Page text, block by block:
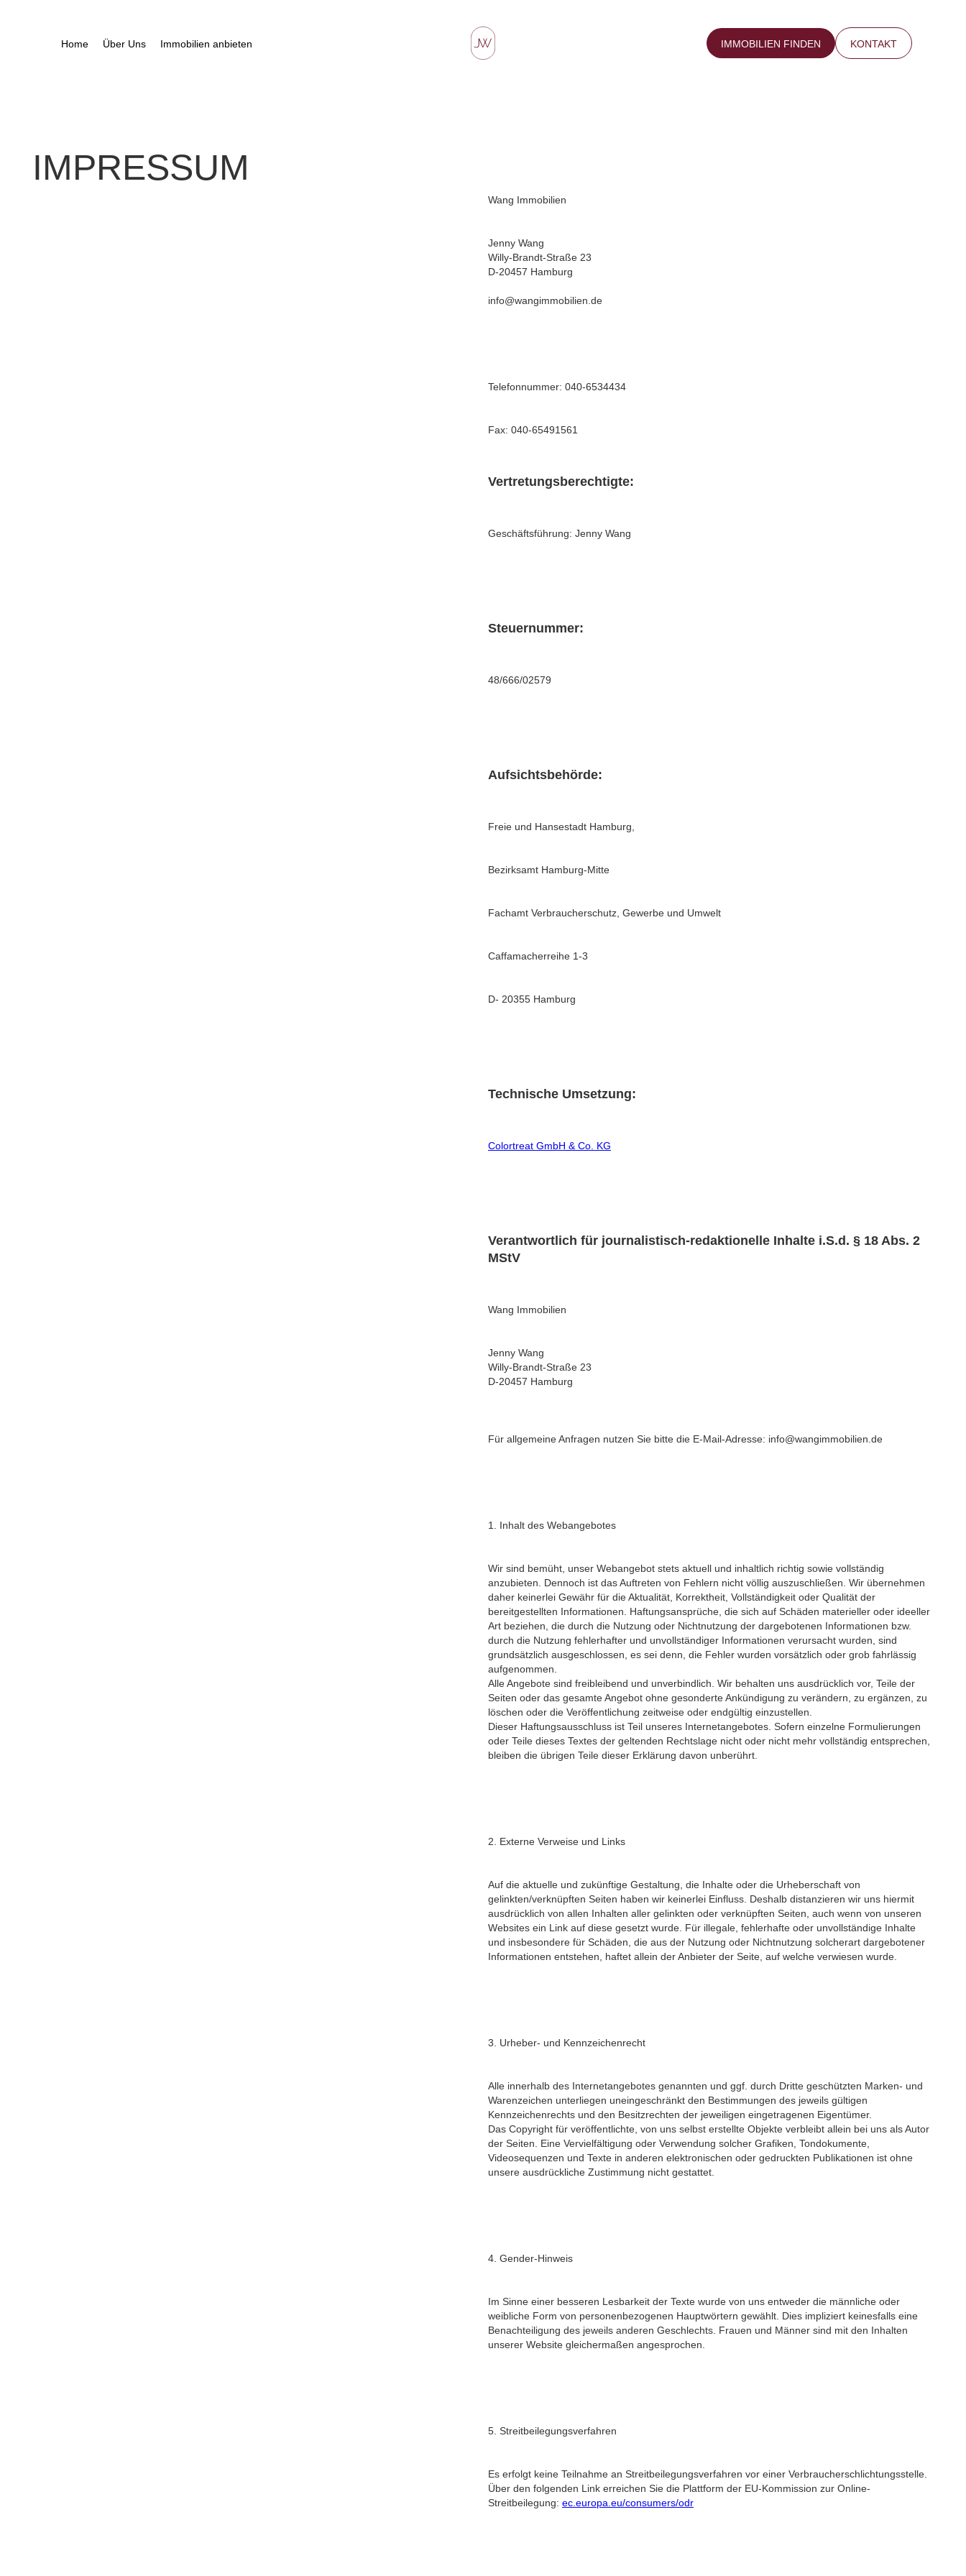
Home Über Uns Immobilien anbieten IMMOBILIEN FINDEN KONTAKT
IMPRESSUM
Wang Immobilien
Jenny Wang
Willy-Brandt-Straße 23
D-20457 Hamburg
info@wangimmobilien.de
Telefonnummer: 040-6534434
​Fax: 040-65491561
Vertretungsberechtigte:
Geschäftsführung: Jenny Wang
Steuernummer:
48/666/02579
Aufsichtsbehörde:
Freie und Hansestadt Hamburg,
Bezirksamt Hamburg-Mitte
Fachamt Verbraucherschutz, Gewerbe und Umwelt
Caffamacherreihe 1-3
D- 20355 Hamburg
Technische Umsetzung:
Colortreat GmbH & Co. KG
Verantwortlich für journalistisch-redaktionelle Inhalte i.S.d. § 18 Abs. 2
MStV
Wang Immobilien
Jenny Wang
Willy-Brandt-Straße 23
D-20457 Hamburg
Für allgemeine Anfragen nutzen Sie bitte die E-Mail-Adresse: info@wangimmobilien.de
1. Inhalt des Webangebotes
Wir sind bemüht, unser Webangebot stets aktuell und inhaltlich richtig sowie vollständig
anzubieten. Dennoch ist das Auftreten von Fehlern nicht völlig auszuschließen. Wir übernehmen
daher keinerlei Gewähr für die Aktualität, Korrektheit, Vollständigkeit oder Qualität der
bereitgestellten Informationen. Haftungsansprüche, die sich auf Schäden materieller oder ideeller
Art beziehen, die durch die Nutzung oder Nichtnutzung der dargebotenen Informationen bzw.
durch die Nutzung fehlerhafter und unvollständiger Informationen verursacht wurden, sind
grundsätzlich ausgeschlossen, es sei denn, die Fehler wurden vorsätzlich oder grob fahrlässig
aufgenommen.
Alle Angebote sind freibleibend und unverbindlich. Wir behalten uns ausdrücklich vor, Teile der
Seiten oder das gesamte Angebot ohne gesonderte Ankündigung zu verändern, zu ergänzen, zu
löschen oder die Veröffentlichung zeitweise oder endgültig einzustellen.
Dieser Haftungsausschluss ist Teil unseres Internetangebotes. Sofern einzelne Formulierungen
oder Teile dieses Textes der geltenden Rechtslage nicht oder nicht mehr vollständig entsprechen,
bleiben die übrigen Teile dieser Erklärung davon unberührt.
2. Externe Verweise und Links
Auf die aktuelle und zukünftige Gestaltung, die Inhalte oder die Urheberschaft von
gelinkten/verknüpften Seiten haben wir keinerlei Einfluss. Deshalb distanzieren wir uns hiermit
ausdrücklich von allen Inhalten aller gelinkten oder verknüpften Seiten, auch wenn von unseren
Websites ein Link auf diese gesetzt wurde. Für illegale, fehlerhafte oder unvollständige Inhalte
und insbesondere für Schäden, die aus der Nutzung oder Nichtnutzung solcherart dargebotener
Informationen entstehen, haftet allein der Anbieter der Seite, auf welche verwiesen wurde.
3. Urheber- und Kennzeichenrecht
Alle innerhalb des Internetangebotes genannten und ggf. durch Dritte geschützten Marken- und
Warenzeichen unterliegen uneingeschränkt den Bestimmungen des jeweils gültigen
Kennzeichenrechts und den Besitzrechten der jeweiligen eingetragenen Eigentümer.
Das Copyright für veröffentlichte, von uns selbst erstellte Objekte verbleibt allein bei uns als Autor
der Seiten. Eine Vervielfältigung oder Verwendung solcher Grafiken, Tondokumente,
Videosequenzen und Texte in anderen elektronischen oder gedruckten Publikationen ist ohne
unsere ausdrückliche Zustimmung nicht gestattet.
4. Gender-Hinweis
Im Sinne einer besseren Lesbarkeit der Texte wurde von uns entweder die männliche oder
weibliche Form von personenbezogenen Hauptwörtern gewählt. Dies impliziert keinesfalls eine
Benachteiligung des jeweils anderen Geschlechts. Frauen und Männer sind mit den Inhalten
unserer Website gleichermaßen angesprochen.
5. Streitbeilegungsverfahren
Es erfolgt keine Teilnahme an Streitbeilegungsverfahren vor einer Verbraucherschlichtungsstelle.
Über den folgenden Link erreichen Sie die Plattform der EU-Kommission zur Online-
Streitbeilegung: ec.europa.eu/consumers/odr